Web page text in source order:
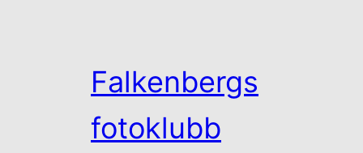
Falkenbergs
fotoklubb